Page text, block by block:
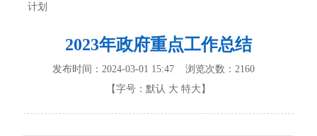
计划
2023年政府重点工作总结
发布时间：2024-03-01 15:47 浏览次数：2160
【字号： 默认 大 特大 】